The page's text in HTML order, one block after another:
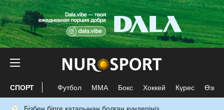
СПОРТ Футбол ММА Бокс Хоккей Күрес Өзге